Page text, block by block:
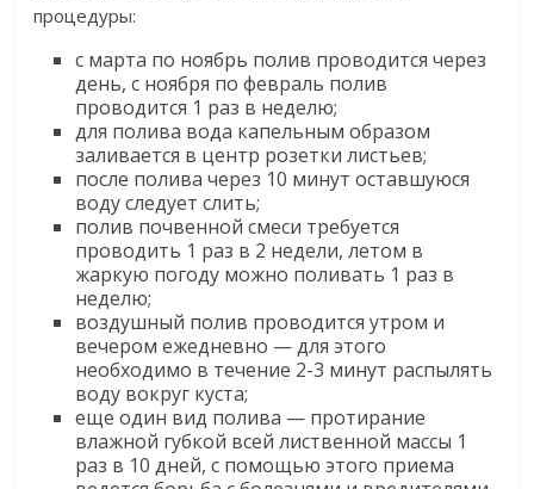
процедуры:
с марта по ноябрь полив проводится через
день, с ноября по февраль полив
проводится 1 раз в неделю;
для полива вода капельным образом
заливается в центр розетки листьев;
после полива через 10 минут оставшуюся
воду следует слить;
полив почвенной смеси требуется
проводить 1 раз в 2 недели, летом в
жаркую погоду можно поливать 1 раз в
неделю;
воздушный полив проводится утром и
вечером ежедневно — для этого
необходимо в течение 2-3 минут распылять
воду вокруг куста;
еще один вид полива — протирание
влажной губкой всей лиственной массы 1
раз в 10 дней, с помощью этого приема